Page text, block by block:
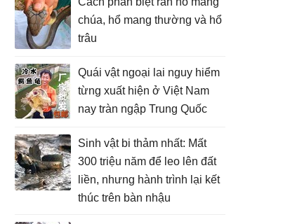
chúa, hổ mang thường và hổ
trâu
Quái vật ngoại lai nguy hiểm
từng xuất hiện ở Việt Nam
nay tràn ngập Trung Quốc
Sinh vật bi thảm nhất: Mất
300 triệu năm để leo lên đất
liền, nhưng hành trình lại kết
thúc trên bàn nhậu